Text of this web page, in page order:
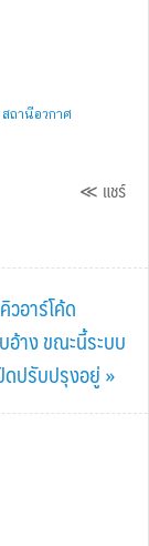
สถานีอวกาศ
≪ แชร์
วอาร์โค้ด
าง ขณะนี้ระบบ
ปรับปรุงอยู่ »